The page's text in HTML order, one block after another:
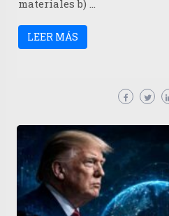
materiales b) …
LEER MÁS